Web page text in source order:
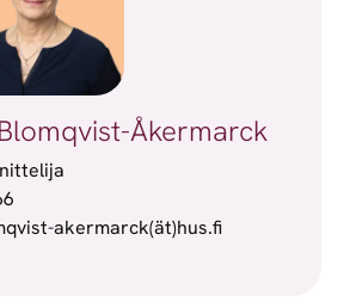
Åkermarck
akermarck(ät)hus.fi